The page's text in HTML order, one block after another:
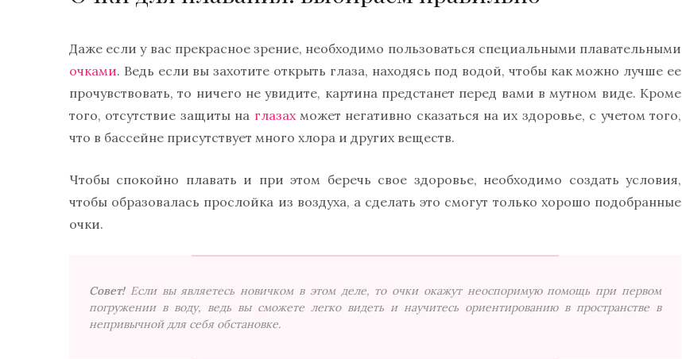
Даже если у вас прекрасное зрение, необходимо пользоваться специальными плавательными
очками. Ведь если вы захотите открыть глаза, находясь под водой, чтобы как можно лучше ее
прочувствовать, то ничего не увидите, картина предстанет перед вами в мутном виде. Кроме
того, отсутствие защиты на глазахможет негативно сказаться на их здоровье, с учетом того,
что в бассейне присутствует много хлора и других веществ.
Чтобы спокойно плавать и при этом беречь свое здоровье, необходимо создать условия,
чтобы образовалась прослойка из воздуха, а сделать это смогут только хорошо подобранные
очки.
Совет! Если вы являетесь новичком в этом деле, то очки окажут неоспоримую помощь при первом
погружении в воду, ведь вы сможете легко видеть и научитесь ориентированию в пространстве в
непривычной для себя обстановке.